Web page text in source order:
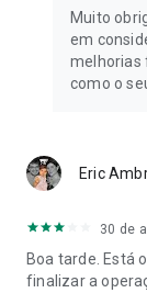
Muito
em
melhorias
como o
Eric
30 de
Boa tarde. Está
finalizar a